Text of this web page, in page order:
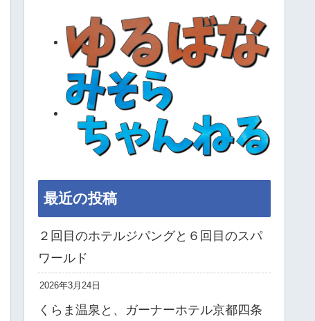
最近の投稿
２回目のホテルジパングと６回目のスパ
ワールド
2026年3月24日
くらま温泉と、ガーナーホテル京都四条